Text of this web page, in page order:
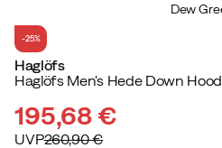
Dew
-25%
Haglöfs
Haglöfs Men's Hede Down
195,68 €
UVP260,90 €